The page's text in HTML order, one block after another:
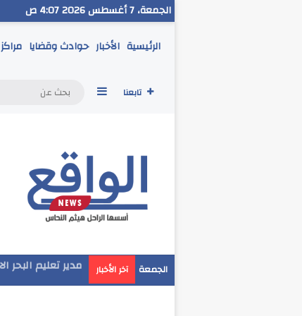
الجمعة، 7 أغسطس 2026 4:07 ص
الرئيسية الأخبار حوادث وقضايا
تابعنا إضافة عمود جانبي
الجمعة آخر الأخبار مدير تعليم البحر